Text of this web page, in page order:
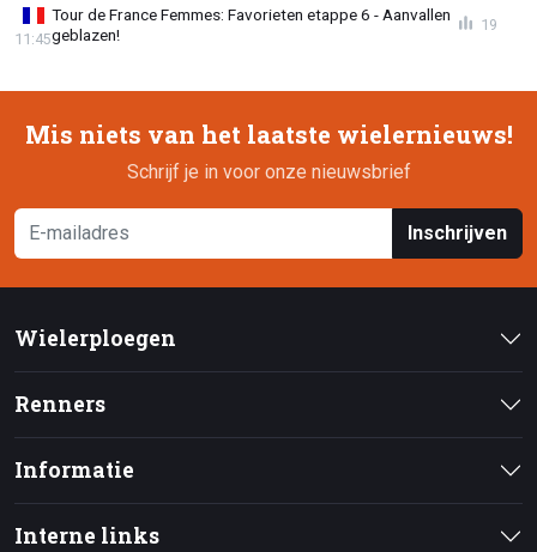
Tour de France Femmes: Favorieten etappe 6 - Aanvallen
geblazen!
11:45
19
Mis niets van het laatste wielernieuws!
Schrijf je in voor onze nieuwsbrief
Inschrijven
Wielerploegen
Renners
Informatie
Interne links